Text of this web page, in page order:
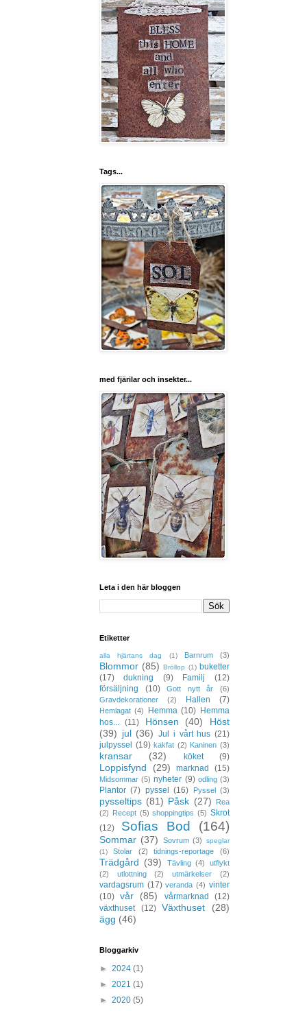
Tags...
med fjärilar och insekter...
Leta i den här bloggen
Etiketter
alla hjärtans dag (1) Barnrum (3)
Blommor (85) Bröllop (1) buketter
(17)
dukning (9) Familj
(12)
försäljning
(10) Gott nytt år
(6)
Gravdekorationer
(2) Hallen (7)
Hemlagat (4) Hemma (10) Hemma
hos...
(11) Hönsen (40)
Höst
(39) jul (36) Jul i vårt hus (21)
julpyssel
(19) kakfat (2) Kaninen (3)
kransar (32) köket (9)
Loppisfynd (29) marknad (15)
Midsommar (5) nyheter (9) odling (3)
Plantor (7) pyssel (16) Pyssel (3)
pysseltips (81) Påsk (27)
Rea
(2) Recept (5) shoppingtips (5) Skrot
(12)
Sofias Bod (164)
Sommar (37) Sovrum (3)
speglar
(1)
Stolar (2) tidnings-reportage (6)
Trädgård (39) Tävling (4)
utflykt
(2)
utlottning (2) utmärkelser (2)
vardagsrum (17) veranda (4) vinter
(10) vår (85) vårmarknad
(12)
växthuset
(12) Växthuset
(28)
ägg (46)
Bloggarkiv
► 2024 (1)
► 2021 (1)
► 2020 (5)